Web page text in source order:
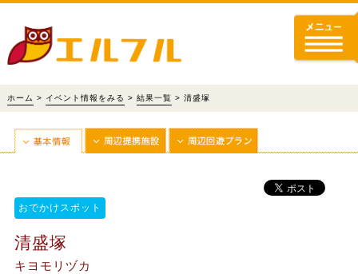
ホーム > イベント情報をみる > 結果一覧 > 清盛塚
おでかけスポット
清盛塚
キヨモリヅカ